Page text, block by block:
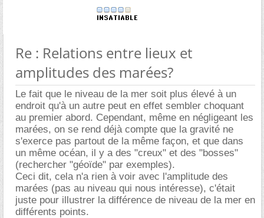
Re : Relations entre lieux et
amplitudes des marées?
Le fait que le niveau de la mer soit plus élevé à un
endroit qu'à un autre peut en effet sembler choquant
au premier abord. Cependant, même en négligeant les
marées, on se rend déjà compte que la gravité ne
s'exerce pas partout de la même façon, et que dans
un même océan, il y a des "creux" et des "bosses"
(rechercher "géoïde" par exemples).
Ceci dit, cela n'a rien à voir avec l'amplitude des
marées (pas au niveau qui nous intéresse), c'était
juste pour illustrer la différence de niveau de la mer en
différents points.